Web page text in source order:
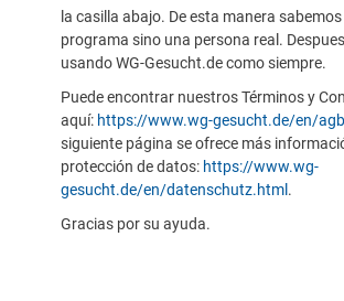
la casilla abajo. De esta manera
programa sino una persona real.
usando WG-Gesucht.de como siempre.
Puede encontrar nuestros Términos y
aquí: https://www.wg-gesucht.de/en/
siguiente página se ofrece más
protección de datos: https://www.wg-
gesucht.de/en/datenschutz.html .
Gracias por su ayuda.